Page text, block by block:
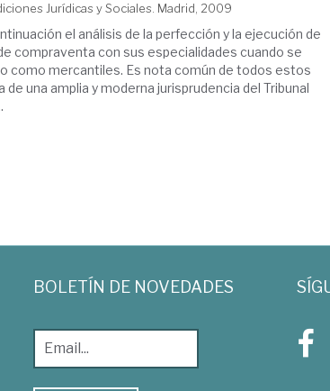
Jurídicas y Sociales. Madrid, 2009
el análisis de la perfección y la ejecución de
compraventa con sus especialidades cuando se
como mercantiles. Es nota común de todos estos
de una amplia y moderna jurisprudencia del Tribunal
BOLETÍN DE NOVEDADES